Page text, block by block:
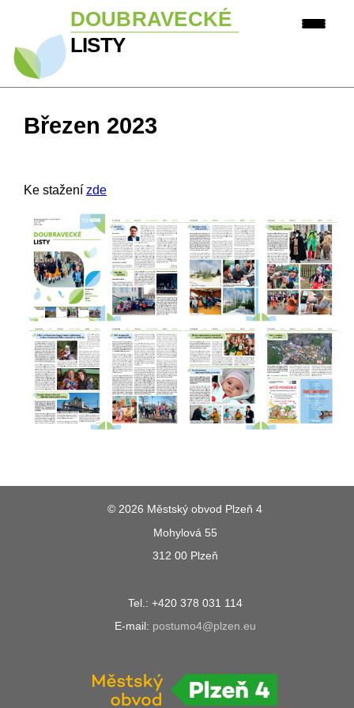
Březen 2023
Ke stažení zde
© 2026 Městský obvod Plzeň 4
Mohylová 55
312 00 Plzeň
Tel.: +420 378 031 114
E-mail: postumo4@plzen.eu